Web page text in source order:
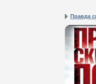
Правда